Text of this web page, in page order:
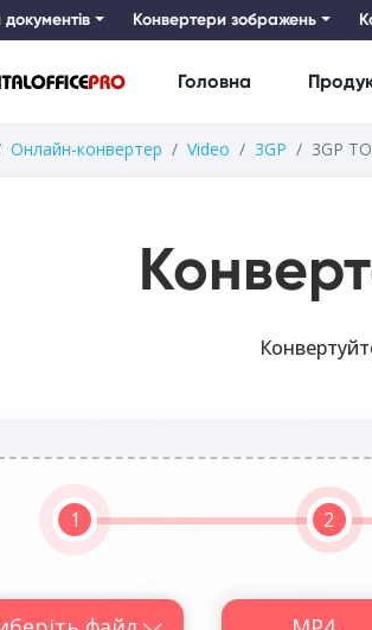
Конвертери зображень
Головна
Онлайн-конвертер Video 3GP 3GP
1 2